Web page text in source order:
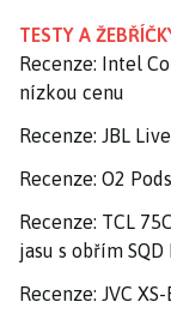
TESTY A
Recenze: Intel
nízkou cenu
Recenze: JBL
Recenze: O2
Recenze: TCL
jasu s obřím
Recenze: JVC